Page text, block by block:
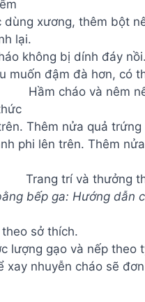
dùng xương, thêm bột
lại.
không bị dính đáy nồi.
muốn đậm đà hơn, có
Hầm cháo và nêm
Thêm nửa quả
Trang trí và thưởng
bếp ga: Hướng dẫn
sở thích.
lượng gạo và nếp theo
xay nhuyễn cháo sẽ